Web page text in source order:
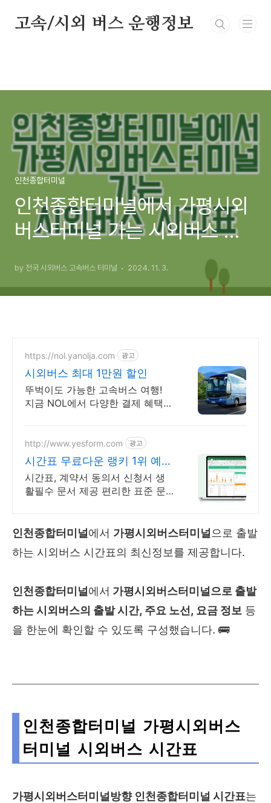
고속/시외 버스 운행정보
인천종합터미널
인천종합터미널에서 가평시외
버스터미널 가는 시외버스 시
by 전국 시외버스 고속버스 터미널 2024. 11. 3.
https://nol.yanolja.com 광고
시외버스 최대 1만원 할인
뚜벅이도 가능한 고속버스 여행!
지금 NOL에서 다양한 결제 혜택받
http://www.yesform.com 광고
시간표 무료다운 랭키 1위 예스
폼!
시간표, 계약서 동의서 신청서 생
활필수 문서 제공 편리한 표준 문
인천종합터미널에서 가평시외버스터미널 으로 출발
하는 시외버스 시간표의 최신정보를 제공합니다.
인천종합터미널에서 가평시외버스터미널으로 출발
하는 시외버스의 출발 시간, 주요 노선, 요금 정보 등
을 한눈에 확인할 수 있도록 구성했습니다. 🚌
인천종합터미널 가평시외버스
터미널 시외버스 시간표
가평시외버스터미널방향 인천종합터미널 시간표는